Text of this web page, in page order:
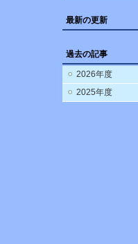
最新の更新
過去の記事
2026年度
2025年度